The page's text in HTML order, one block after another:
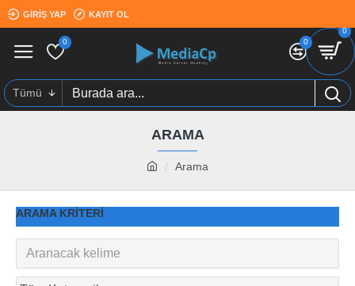
GIRIŞ YAP KAYIT OL
0 0
0
Tümü
Arama
ARAMA
ARAMA KRITERI